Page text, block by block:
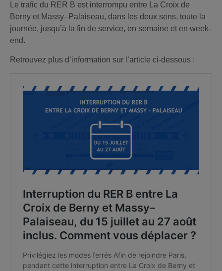
Le trafic du RER B est interrompu entre La Croix de
Berny et Massy–Palaiseau, dans les deux sens, toute la
journée, jusqu’à la fin de service, en semaine et en week-
end.
Retrouvez plus d’information sur l’article ci-dessous :